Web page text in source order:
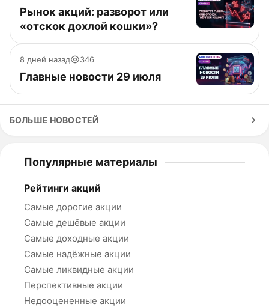
Рынок акций: разворот или
«отскок дохлой кошки»?
8 дней назад 346
Главные новости 29 июля
БОЛЬШЕ НОВОСТЕЙ
Популярные материалы
Рейтинги акций
Самые дорогие акции
Самые дешёвые акции
Самые доходные акции
Самые надёжные акции
Самые ликвидные акции
Перспективные акции
Недооцененные акции